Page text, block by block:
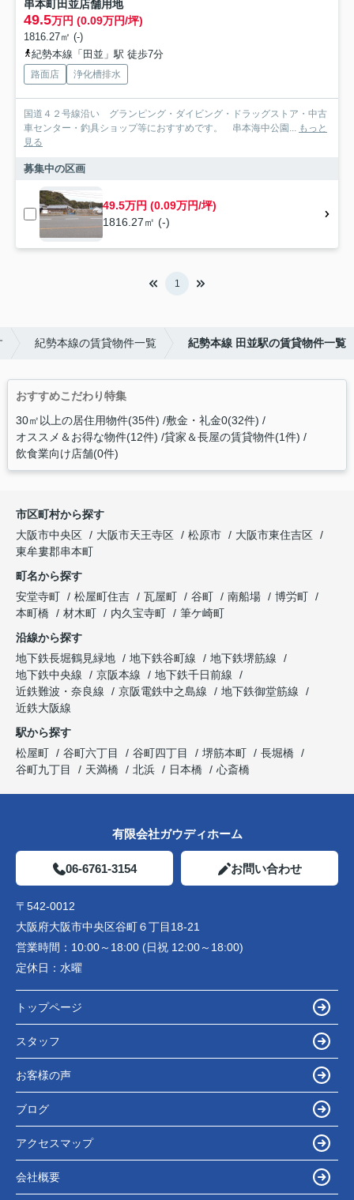
串本町田並店舗用地
49.5万円 (0.09万円/坪)
1816.27㎡ (-)
紀勢本線「田並」駅 徒歩7分
路面店 浄化槽排水
国道４２号線沿い グランピング・ダイビング・ドラッグストア・中古
車センター・釣具ショップ等におすすめです。 串本海中公園... もっと
見る
募集中の区画
49.5万円 (0.09万円/坪)
1816.27㎡ (-)
1
紀勢本線の賃貸物件一覧 紀勢本線 田並駅の賃貸物件一覧
おすすめこだわり特集
30㎡以上の居住用物件(35件) 敷金・礼金0(32件)
オススメ＆お得な物件(12件) 貸家＆長屋の賃貸物件(1件)
飲食業向け店舗(0件)
市区町村から探す
大阪市中央区
大阪市天王寺区 松原市
大阪市東住吉区
東牟婁郡串本町
町名から探す
安堂寺町
松屋町住吉 瓦屋町 谷町 南船場
博労町
本町橋
材木町 内久宝寺町
筆ケ崎町
沿線から探す
地下鉄長堀鶴見緑地
地下鉄谷町線
地下鉄堺筋線
地下鉄中央線
京阪本線
地下鉄千日前線
近鉄難波・奈良線
京阪電鉄中之島線
地下鉄御堂筋線
近鉄大阪線
駅から探す
松屋町
谷町六丁目 谷町四丁目 堺筋本町
長堀橋
谷町九丁目
天満橋 北浜 日本橋 心斎橋
有限会社ガウディホーム
06-6761-3154 お問い合わせ
〒542-0012
大阪府大阪市中央区谷町６丁目18-21
営業時間： 10:00～18:00 (日祝 12:00～18:00)
定休日： 水曜
トップページ
スタッフ
お客様の声
ブログ
アクセスマップ
会社概要